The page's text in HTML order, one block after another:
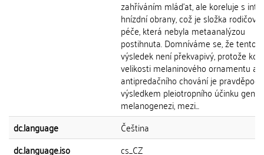
zahříváním mláďat, ale koreluje s
hnízdní obrany, což je složka
péče, která nebyla metaanalýzou
postihnuta. Domníváme se, že tento
výsledek není překvapivý, protože
velikosti melaninového ornamentu a
antipredačního chování je
výsledkem pleiotropního účinku genů
melanogenezi, mezi...
dc.language
Čeština
dc.language.iso
cs_CZ